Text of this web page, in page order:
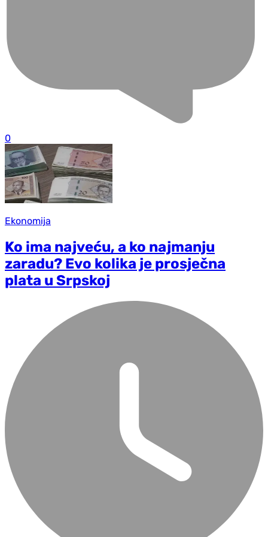
0
Ekonomija
Ko ima najveću, a ko najmanju
zaradu? Evo kolika je prosječna
plata u Srpskoj